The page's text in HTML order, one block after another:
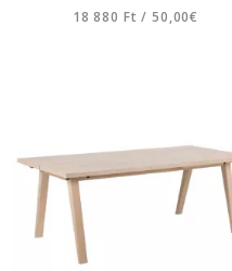
18 880 Ft/ 50,00€